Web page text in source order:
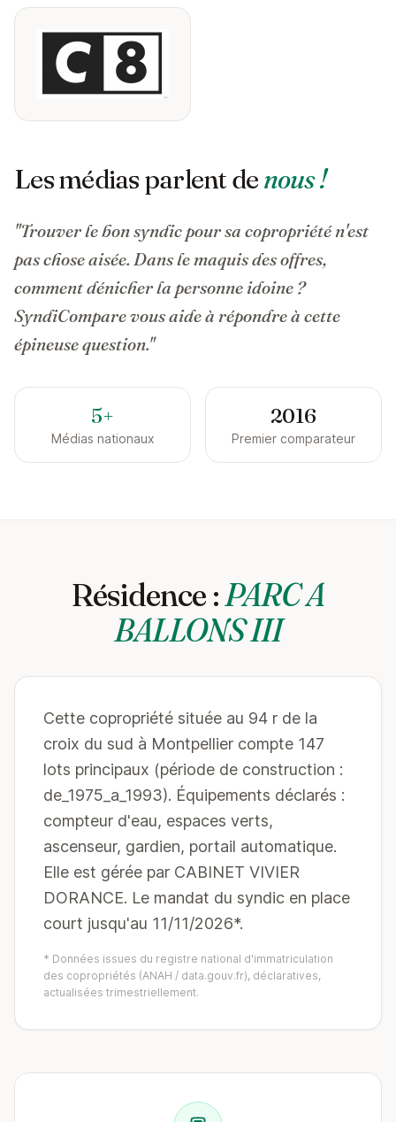
Les médias parlent denous !
"Trouver le bon syndic pour sa copropriété n'est
pas chose aisée. Dans le maquis des offres,
comment dénicher la personne idoine ?
SyndiCompare vous aide à répondre à cette
épineuse question."
5+
Médias nationaux
2016
Premier comparateur
Résidence :PARC A
BALLONS III
Cette copropriété située au 94 r de la
croix du sud à Montpellier compte 147
lots principaux (période de construction :
de_1975_a_1993). Équipements déclarés :
compteur d'eau, espaces verts,
ascenseur, gardien, portail automatique.
Elle est gérée par CABINET VIVIER
DORANCE. Le mandat du syndic en place
court jusqu'au 11/11/2026*.
* Données issues du registre national d'immatriculation
des copropriétés (ANAH / data.gouv.fr), déclaratives,
actualisées trimestriellement.